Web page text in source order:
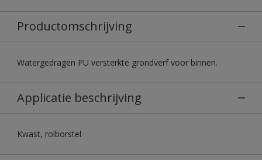
Productomschrijving
Watergedragen PU versterkte grondverf voor binnen.
Applicatie beschrijving
Kwast, rolborstel